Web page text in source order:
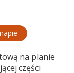
na planie
części